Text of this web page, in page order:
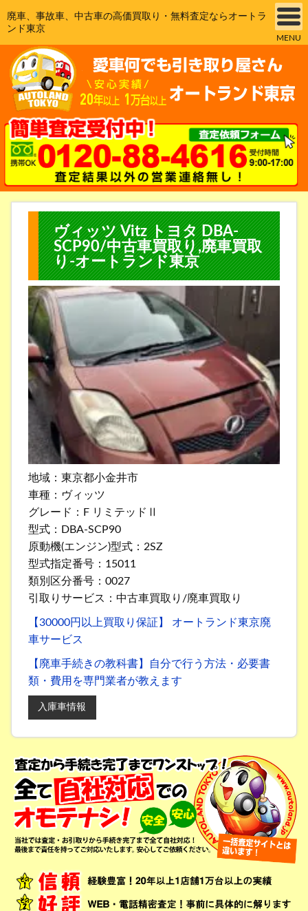
廃車、事故車、中古車の高価買取り・無料査定ならオートラ
ンド東京
MENU
ヴィッツ Vitz トヨタ DBA-
SCP90/中古車買取り,廃車買取
り-オートランド東京
地域：東京都小金井市
車種：ヴィッツ
グレード：F リミテッドⅡ
型式：DBA-SCP90
原動機(エンジン)型式：2SZ
型式指定番号：15011
類別区分番号：0027
引取りサービス：中古車買取り/廃車買取り
【30000円以上買取り保証】 オートランド東京廃
車サービス
【廃車手続きの教科書】自分で行う方法・必要書
類・費用を専門業者が教えます
入庫車情報